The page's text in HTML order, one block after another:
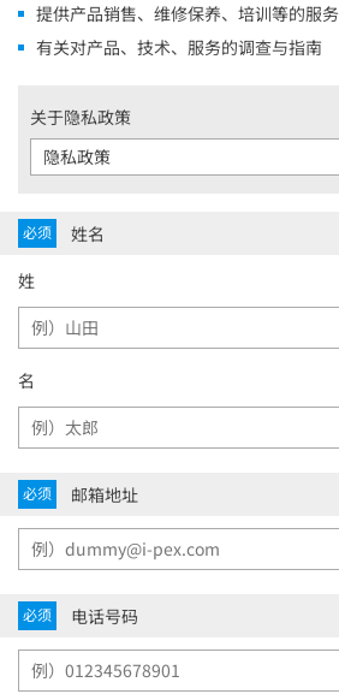
提供产品销售、维修保养、培训等的服务
有关对产品、技术、服务的调查与指南
关于隐私政策
隐私政策
必须
姓名
姓
名
必须 邮箱地址
必须 电话号码